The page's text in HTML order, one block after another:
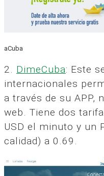
aCuba
2. DimeCuba: Este
internacionales
a través de su APP,
web. Tiene dos
USD el minuto y un
calidad) a 0.69.